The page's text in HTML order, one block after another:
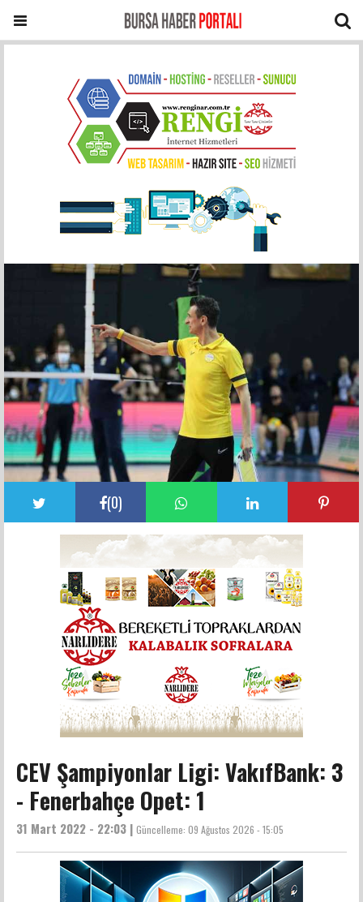
(0)
CEV Şampiyonlar Ligi: VakıfBank: 3
- Fenerbahçe Opet: 1
31 Mart 2022 - 22:03 | Güncelleme: 09 Ağustos 2026 - 15:05